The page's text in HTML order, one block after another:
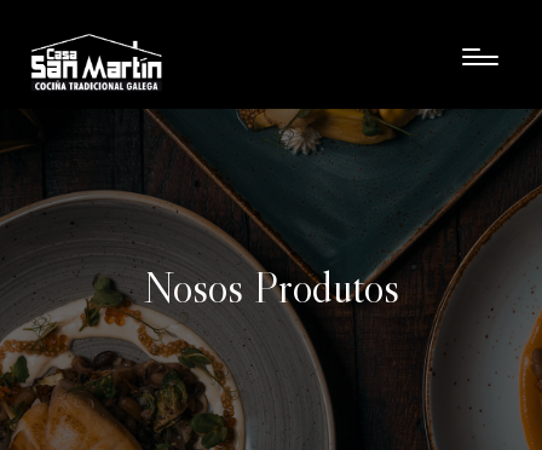
Nosos Produtos